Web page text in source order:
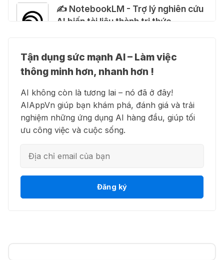
hướng dẫn giả mạo giúp "mở khóa"
🍎 Claude for Teachers – chương
15 Thg 07 2026
🎁 Hướng dẫn nhận ChatGPT
Business miễn phí tháng
♾️ Hướng dẫn reset Supergrok
✍️ NotebookLM - Trợ lý nghiên cứu
AI biến tài liệu thành tri thức
👗 Higgsfield AI – Biến ý tưởng
thành phim chất lượng cao
💻 Blackbox AI - Trợ lý lập trình
thông minh
trình công việc
Tận dụng sức mạnh AI – Làm việc
thông minh hơn, nhanh hơn !
AI không còn là tương lai – nó đã ở đây!
AIAppVn giúp bạn khám phá, đánh giá và trải
nghiệm những ứng dụng AI hàng đầu, giúp tối
ưu công việc và cuộc sống.
Đăng ký